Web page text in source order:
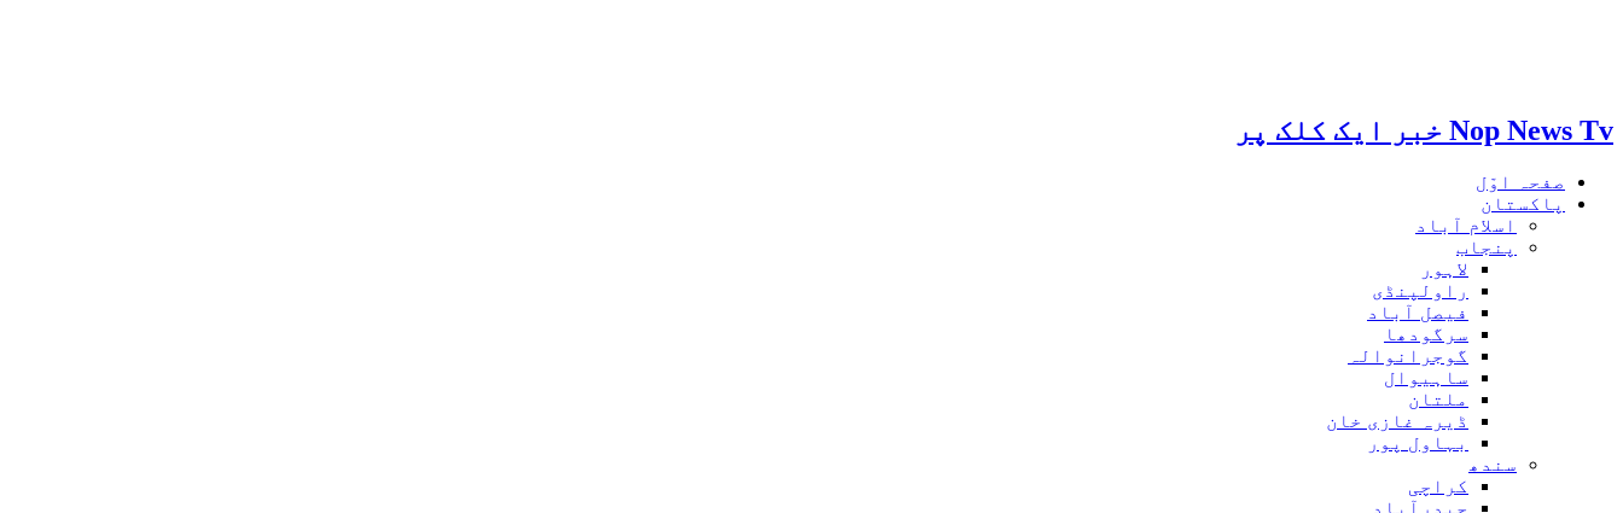
Nop News Tv خبر ایک کلک پر
صفحہ اوّل
پاکستان
اسلام آباد
پنجاب
لاہور
راولپنڈی
فیصل آباد
سرگودھا
گوجرانوالہ
ساہیوال
ملتان
ڈیرہ غازی خان
بہاول پور
سندھ
کراچی
حیدرآباد